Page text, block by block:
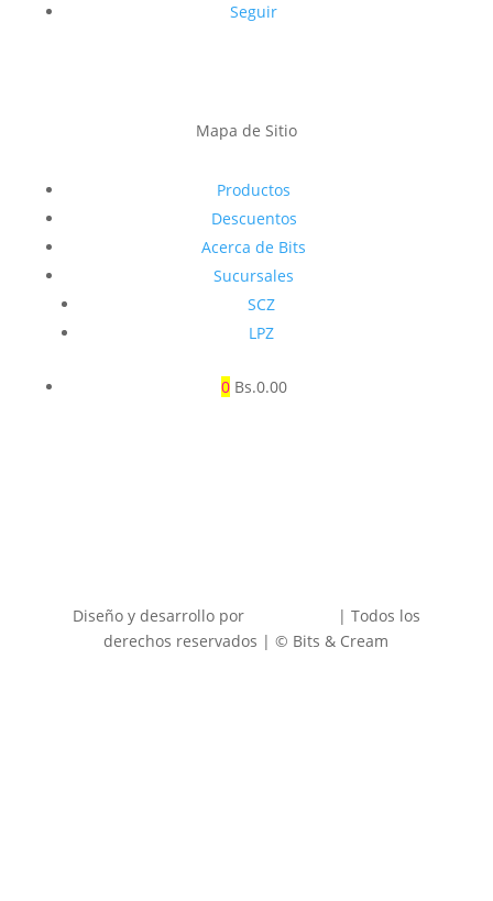
Seguir
Mapa de Sitio
Productos
Descuentos
Acerca de Bits
Sucursales
SCZ
LPZ
0 Bs.0.00
Diseño y desarrollo por
| Todos los
derechos reservados | © Bits & Cream